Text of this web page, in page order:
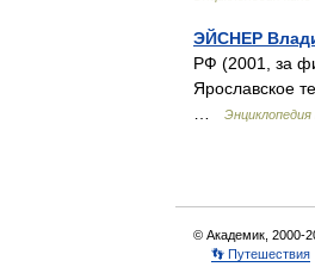
ЭЙСНЕР
РФ (2001, за
Ярославское
Энциклопедия
© Академик, 2000-
👣 Путешествия